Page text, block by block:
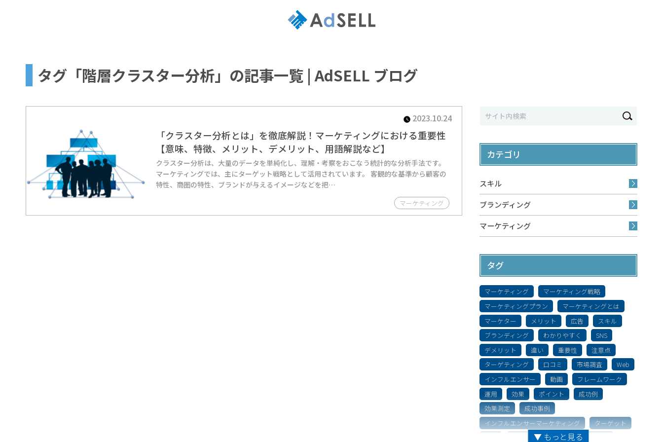
タグ「階層クラスター分析」の記事一覧 | AdSELL ブログ
2023.10.24
「クラスター分析とは」を徹底解説！マーケティングにおける重要性
【意味、特徴、メリット、デメリット、用語解説など】
クラスター分析は、大量のデータを単純化し、理解・考察をおこなう統計的な分析手法です。
マーケティングでは、主にターゲット戦略として活用されています。 客観的な基準から顧客の
特性、商圏の特性、ブランドが与えるイメージなどを把…
マーケティング
カテゴリ
スキル
ブランディング
マーケティング
タグ
マーケティング
マーケティング戦略
マーケティングプラン
マーケティングとは
マーケター
メリット 広告
スキル
ブランディング
わかりやすく
SNS
デメリット
違い 重要性
注意点
ターゲティング
口コミ 市場調査
Web
インフルエンサー
動画
フレームワーク
運用
効果 ポイント
成功例
効果測定
成功事例
インフルエンサーマーケティング
ターゲット
キャリア ソーシャルメディア
▼ もっと見る